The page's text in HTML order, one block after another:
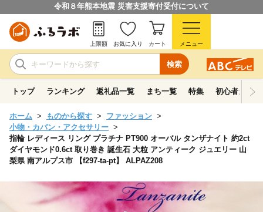
令和８年熊本地震 災害支援寄付受付について
検索
上限額 お気に入り カート メニュー
トップ ランキング 返礼品一覧 まち一覧 特集 初心者ガイド
ホーム ものから探す
ファッション
小物・カバン・アクセサリー
指輪 レディース リング プラチナ PT900 オーバル タンザナイト 約2ct
ダイヤモンド0.6ct 取り巻き 誕生石 大粒 アンティーク ジュエリー 山
梨県 南アルプス市 【f297-ta-pt】 ALPAZ208